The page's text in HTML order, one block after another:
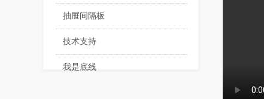
抽屉间隔板
技术支持
我是底线